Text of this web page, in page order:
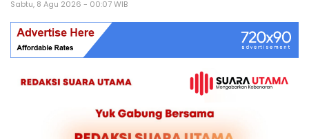
Sabtu, 8 Agu 2026 - 00:07 WIB